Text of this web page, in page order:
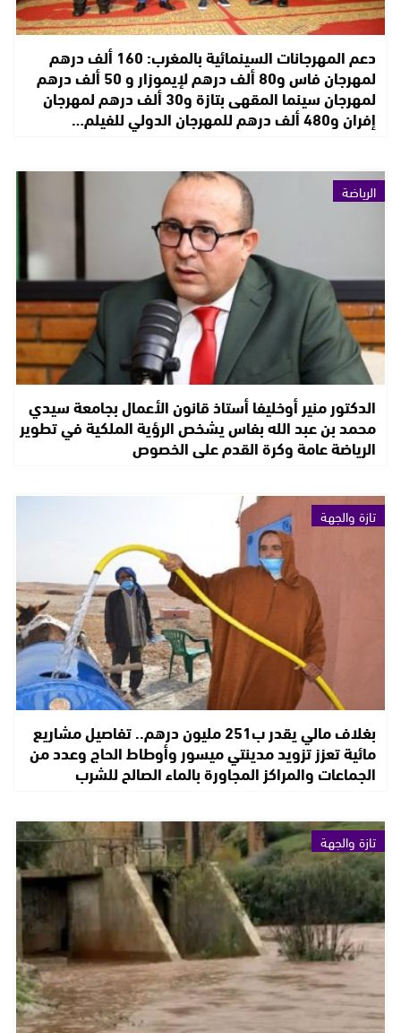
دعم المهرجانات السينمائية بالمغرب: 160 ألف درهم
لمهرجان فاس و80 ألف درهم لإيموزار و 50 ألف درهم
لمهرجان سينما المقهى بتازة و30 ألف درهم لمهرجان
إفران و480 ألف درهم للمهرجان الدولي للفيلم…
الرياضة
الدكتور منير أوخليفا أستاذ قانون الأعمال بجامعة سيدي
محمد بن عبد الله بفاس يشخص الرؤية الملكية في تطوير
الرياضة عامة وكرة القدم على الخصوص
تازة والجهة
بغلاف مالي يقدر ب251 مليون درهم.. تفاصيل مشاريع
مائية تعزز تزويد مدينتي ميسور وأوطاط الحاج وعدد من
الجماعات والمراكز المجاورة بالماء الصالح للشرب
تازة والجهة